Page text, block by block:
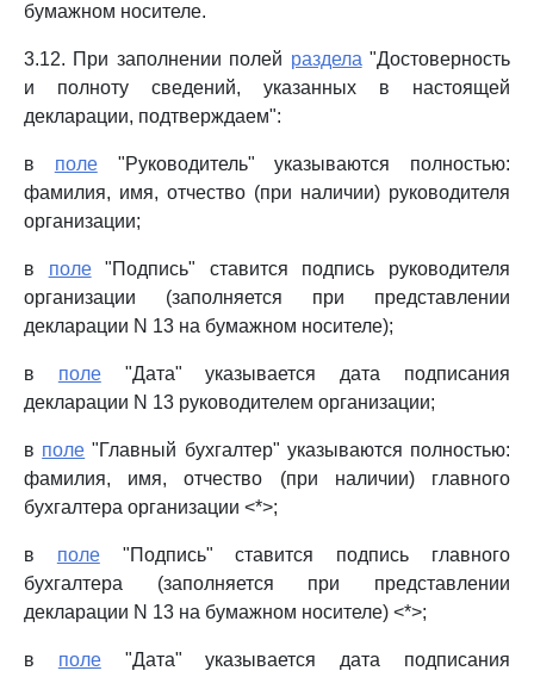
бумажном носителе.
3.12. При заполнении полей раздела "Достоверность
и полноту сведений, указанных в настоящей
декларации, подтверждаем":
в поле"Руководитель" указываются полностью:
фамилия, имя, отчество (при наличии) руководителя
организации;
в поле"Подпись" ставится подпись руководителя
организации (заполняется при представлении
декларации N 13 на бумажном носителе);
в поле"Дата" указывается дата подписания
декларации N 13 руководителем организации;
в поле "Главный бухгалтер" указываются полностью:
фамилия, имя, отчество (при наличии) главного
бухгалтера организации <*>;
в поле"Подпись" ставится подпись главного
бухгалтера (заполняется при представлении
декларации N 13 на бумажном носителе) <*>;
в поле"Дата" указывается дата подписания